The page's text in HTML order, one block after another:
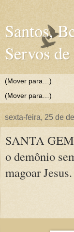
Santos,
Servos
sexta-feira, 25 de
SANTA
o demônio
magoar Jesus.